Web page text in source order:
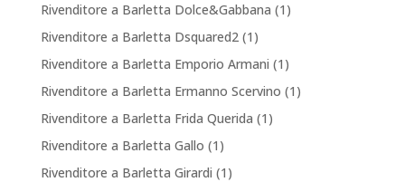
Rivenditore a Barletta Dolce&Gabbana (1)
Rivenditore a Barletta Dsquared2(1)
Rivenditore a Barletta Emporio Armani (1)
Rivenditore a Barletta Ermanno Scervino (1)
Rivenditore a Barletta Frida Querida (1)
Rivenditore a Barletta Gallo (1)
Rivenditore a Barletta Girardi (1)